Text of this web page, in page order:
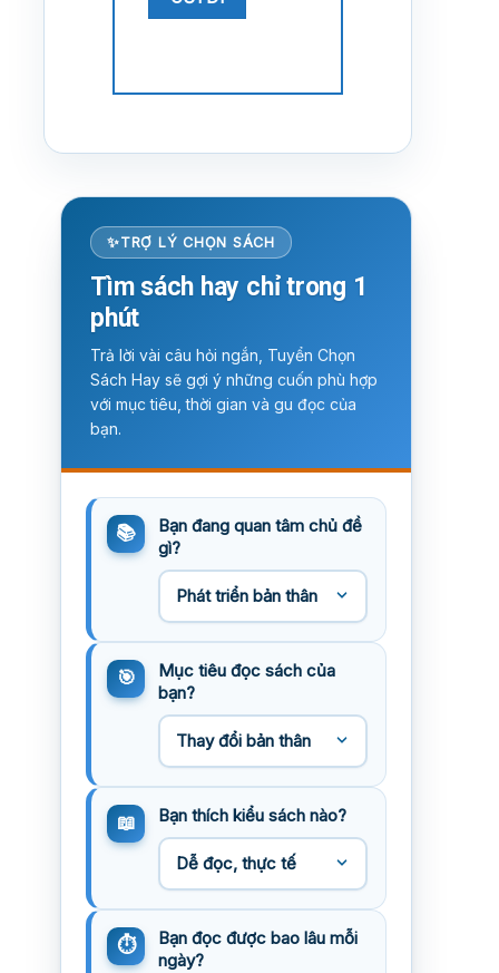
TRỢ LÝ CHỌN SÁCH
Tìm sách hay chỉ trong 1
phút
Trả lời vài câu hỏi ngắn, Tuyển Chọn
Sách Hay sẽ gợi ý những cuốn phù hợp
với mục tiêu, thời gian và gu đọc của
bạn.
Bạn đang quan tâm chủ đề
gì?
Mục tiêu đọc sách của
bạn?
Bạn thích kiểu sách nào?
Bạn đọc được bao lâu mỗi
ngày?